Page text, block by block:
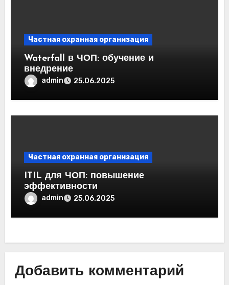
Частная охранная организация
Waterfall в ЧОП: обучение и
внедрение
admin 25.06.2025
Частная охранная организация
ITIL для ЧОП: повышение
эффективности
admin 25.06.2025
Добавить комментарий